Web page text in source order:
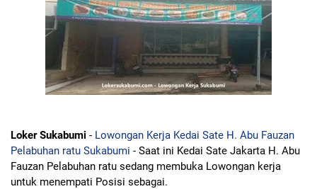
Loker Sukabumi - Lowongan Kerja Kedai Sate H. Abu Fauzan
Pelabuhan ratu Sukabumi - Saat ini Kedai Sate Jakarta H. Abu
Fauzan Pelabuhan ratu sedang membuka Lowongan kerja
untuk menempati Posisi sebagai.